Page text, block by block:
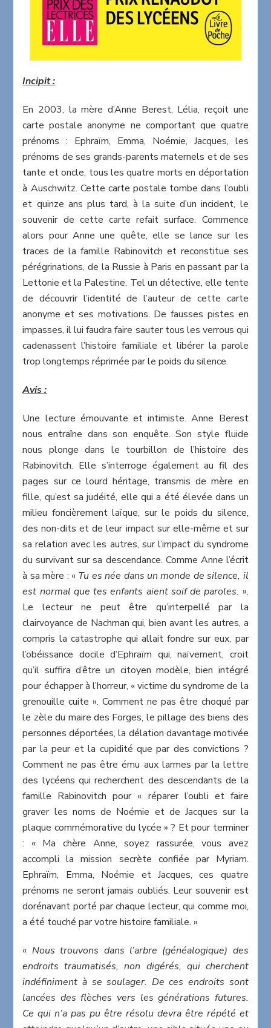
Incipit :
En 2003, la mère d’Anne Berest, Lélia, reçoit une
carte postale anonyme ne comportant que quatre
prénoms : Ephraïm, Emma, Noémie, Jacques, les
prénoms de ses grands-parents maternels et de ses
tante et oncle, tous les quatre morts en déportation
à Auschwitz. Cette carte postale tombe dans l’oubli
et quinze ans plus tard, à la suite d’un incident, le
souvenir de cette carte refait surface. Commence
alors pour Anne une quête, elle se lance sur les
traces de la famille Rabinovitch et reconstitue ses
pérégrinations, de la Russie à Paris en passant par la
Lettonie et la Palestine. Tel un détective, elle tente
de découvrir l’identité de l’auteur de cette carte
anonyme et ses motivations. De fausses pistes en
impasses, il lui faudra faire sauter tous les verrous qui
cadenassent l’histoire familiale et libérer la parole
trop longtemps réprimée par le poids du silence.
Avis :
Une lecture émouvante et intimiste. Anne Berest
nous entraîne dans son enquête. Son style fluide
nous plonge dans le tourbillon de l’histoire des
Rabinovitch. Elle s’interroge également au fil des
pages sur ce lourd héritage, transmis de mère en
fille, qu’est sa judéité, elle qui a été élevée dans un
milieu foncièrement laïque, sur le poids du silence,
des non-dits et de leur impact sur elle-même et sur
sa relation avec les autres, sur l’impact du syndrome
du survivant sur sa descendance. Comme Anne l’écrit
à sa mère : « Tu es née dans un monde de silence, il
est normal que tes enfants aient soif de paroles. ».
Le lecteur ne peut être qu’interpellé par la
clairvoyance de Nachman qui, bien avant les autres, a
compris la catastrophe qui allait fondre sur eux, par
l’obéissance docile d’Ephraïm qui, naïvement, croit
qu’il suffira d’être un citoyen modèle, bien intégré
pour échapper à l’horreur, « victime du syndrome de la
grenouille cuite ». Comment ne pas être choqué par
le zèle du maire des Forges, le pillage des biens des
personnes déportées, la délation davantage motivée
par la peur et la cupidité que par des convictions ?
Comment ne pas être ému aux larmes par la lettre
des lycéens qui recherchent des descendants de la
famille Rabinovitch pour « réparer l’oubli et faire
graver les noms de Noémie et de Jacques sur la
plaque commémorative du lycée » ? Et pour terminer
: « Ma chère Anne, soyez rassurée, vous avez
accompli la mission secrète confiée par Myriam.
Ephraïm, Emma, Noémie et Jacques, ces quatre
prénoms ne seront jamais oubliés. Leur souvenir est
dorénavant porté par chaque lecteur, qui comme moi,
a été touché par votre histoire familiale. »
« Nous trouvons dans l’arbre (généalogique) des
endroits traumatisés, non digérés, qui cherchent
indéfiniment à se soulager. De ces endroits sont
lancées des flèches vers les générations futures.
Ce qui n’a pas pu être résolu devra être répété et